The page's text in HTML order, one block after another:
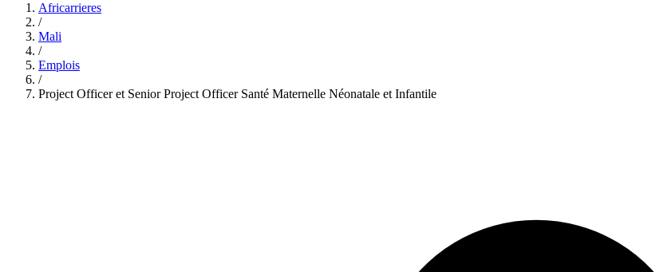
Africarrieres
/
Mali
/
Emplois
/
Project Officer et Senior Project Officer Santé Maternelle Néonatale et Infantile